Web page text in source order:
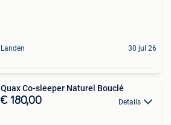
Landen 30 jul 26
Quax Co-sleeper Naturel Bouclé
€ 180,00 Details